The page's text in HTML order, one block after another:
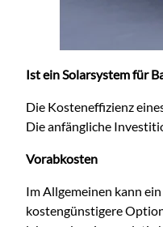
Ist ein Solarsystem für
Die Kosteneffizienz
Die anfängliche
Vorabkosten
Im Allgemeinen kann
kostengünstigere